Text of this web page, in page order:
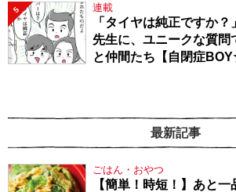
5 連載
「タイヤは純正ですか
先生に、ユニークな質問
と仲間たち【自閉症
最新記事
ごはん・おやつ
【簡単！時短！】あと